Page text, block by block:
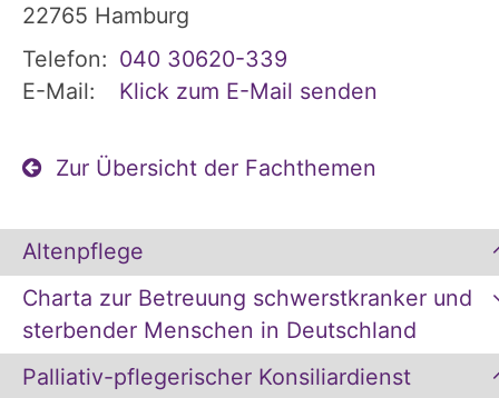
22765 Hamburg
Telefon: 040 30620-339
E-Mail:
Klick zum E-Mail senden
Zur Übersicht der Fachthemen
Altenpflege
Charta zur Betreuung schwerstkranker und
sterbender Menschen in Deutschland
Palliativ-pflegerischer Konsiliardienst